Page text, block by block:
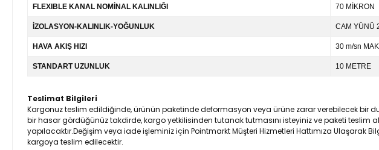
FLEXIBLE KANAL NOMİNAL KALINLIĞI 70 MİKRON
İZOLASYON-KALINLIK-YOĞUNLUK CAM YÜNÜ
HAVA AKIŞ HIZI 30 m/sn
STANDART UZUNLUK 10 METRE
Teslimat Bilgileri
Kargonuz teslim edildiğinde, ürünün paketinde deformasyon veya ürüne zarar verebilecek bir
bir hasar gördüğünüz takdirde, kargo yetkilisinden tutanak tutmasını isteyiniz ve paketi teslim
yapılacaktır.Değişim veya iade işleminiz için Pointmarkt Müşteri Hizmetleri Hattımıza
kargoya teslim edilecektir.